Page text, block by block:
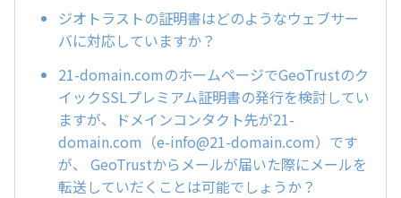
ジオトラストの証明書はどのようなウェブサー
バに対応していますか？
21-domain.comのホームページでGeoTrustのク
イックSSLプレミアム証明書の発行を検討してい
ますが、ドメインコンタクト先が21-
domain.com（e-info@21-domain.com）です
が、 GeoTrustからメールが届いた際にメールを
転送していだくことは可能でしょうか？